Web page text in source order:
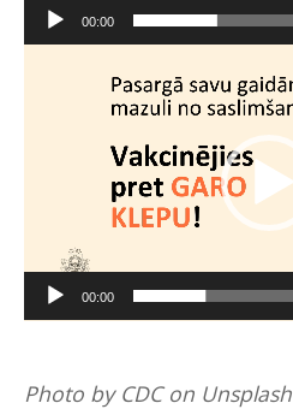
00:00
atskaņotājs
00:00
Photo by CDCon Unsplash